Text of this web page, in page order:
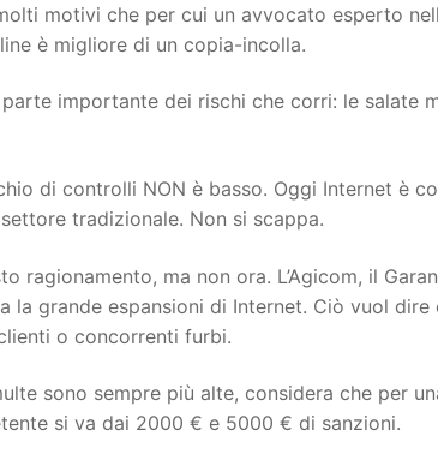
motivi che per cui un avvocato esperto
è migliore di un copia-incolla.
importante dei rischi che corri: le salate
di controlli NON è basso. Oggi Internet è
tradizionale. Non si scappa.
ragionamento, ma non ora. L’Agicom, il
la grande espansioni di Internet. Ciò vuol
o concorrenti furbi.
sono sempre più alte, considera che per
si va dai 2000 € e 5000 € di sanzioni.